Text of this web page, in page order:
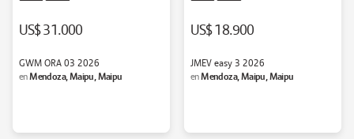
US$ 31.000
GWM ORA 03 2026
enMendoza, Maipu, Maipu
US$ 18.900
JMEV easy 3 2026
enMendoza, Maipu, Maipu